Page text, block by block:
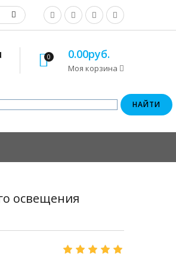
0 0.00руб.
Моя корзина
освещения